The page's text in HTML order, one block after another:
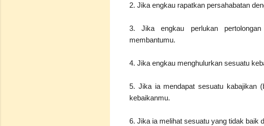
2. Jika engkau rapatkan persahabatan
3. Jika engkau perlukan
membantumu.
4. Jika engkau menghulurkan sesuatu
5. Jika ia mendapat sesuatu kabajikan
kebaikanmu.
6. Jika ia melihat sesuatu yang tidak baik